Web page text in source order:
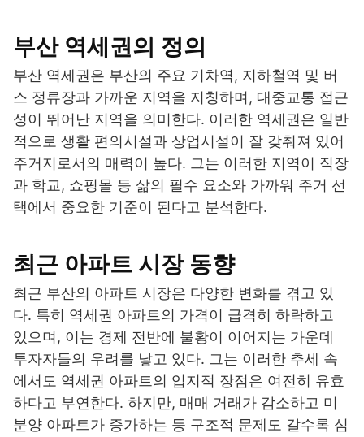
부산 역세권의 정의
부산 역세권은 부산의 주요 기차역, 지하철역 및 버
스 정류장과 가까운 지역을 지칭하며, 대중교통 접근
성이 뛰어난 지역을 의미한다. 이러한 역세권은 일반
적으로 생활 편의시설과 상업시설이 잘 갖춰져 있어
주거지로서의 매력이 높다. 그는 이러한 지역이 직장
과 학교, 쇼핑몰 등 삶의 필수 요소와 가까워 주거 선
택에서 중요한 기준이 된다고 분석한다.
최근 아파트 시장 동향
최근 부산의 아파트 시장은 다양한 변화를 겪고 있
다. 특히 역세권 아파트의 가격이 급격히 하락하고
있으며, 이는 경제 전반에 불황이 이어지는 가운데
투자자들의 우려를 낳고 있다. 그는 이러한 추세 속
에서도 역세권 아파트의 입지적 장점은 여전히 유효
하다고 부연한다. 하지만, 매매 거래가 감소하고 미
분양 아파트가 증가하는 등 구조적 문제도 갈수록 심